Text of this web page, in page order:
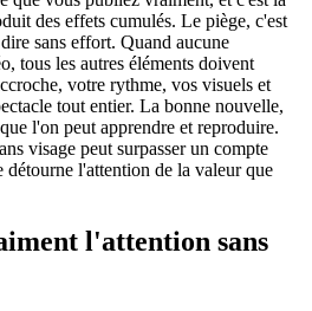
des effets cumulés. Le piège, c'est
sans effort. Quand aucune
tous les autres éléments doivent
votre rythme, vos visuels et
tout entier. La bonne nouvelle,
l'on peut apprendre et reproduire.
visage peut surpasser un compte
détourne l'attention de la valeur que
l'attention sans